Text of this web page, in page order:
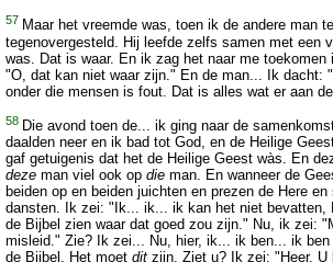
57 Maar het vreemde was, toen ik de andere man
tegenovergesteld. Hij leefde zelfs samen met een
was. Dat is waar. En ik zag het naar me
"O, dat kan niet waar zijn." En de man... Ik dacht:
onder die mensen is fout. Dat is alles wat er aan
58 Die avond toen de... ik ging naar de
daalden neer en ik bad tot God, en de Heilige
gaf getuigenis dat het de Heilige Geest wàs. En
deze man viel ook op die man. En wanneer de
beiden op en beiden juichten en prezen de Here
dansten. Ik zei: "Ik... ik... ik kan het niet bevatten,
de Bijbel zien waar dat goed zou zijn." Nu, ik zei:
misleid." Zie? Ik zei... Nu, hier, ik... ik ben... ik
de Bijbel. Het moet dit zijn. Ziet u? Ik zei: "Heer, U